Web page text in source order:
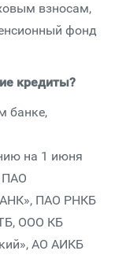
взносам,
фонд
кредиты?
банке,
на 1 июня
ПАО
ПАО РНКБ
ООО КБ
АО АИКБ